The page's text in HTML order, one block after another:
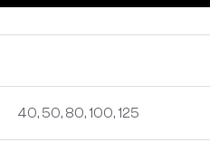
40, 50, 80, 100, 125